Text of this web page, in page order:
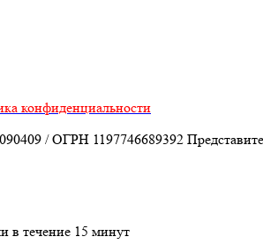
конфиденциальности
/ ОГРН 1197746689392
в течение 15 минут